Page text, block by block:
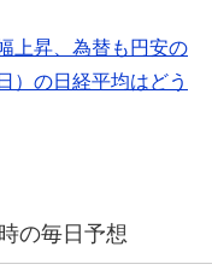
上昇、為替も円安の
）の日経平均はどう
の毎日予想